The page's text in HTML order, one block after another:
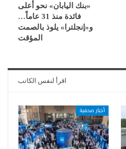
«بنك اليابان» نحو أعلى
فائدة منذ 31 عاماً…
و«إنجلترا» يلوذ بالصمت
المؤقت
اقرأ لنفس الكاتب
أخبار صحفية